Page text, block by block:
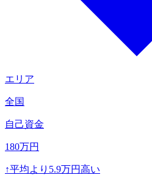
エリア
全国
自己資金
180万円
↑平均より 5.9万円高い